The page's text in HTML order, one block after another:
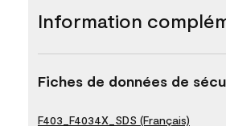
Information
Fiches de données de
F403_F4034X_SDS (Français)